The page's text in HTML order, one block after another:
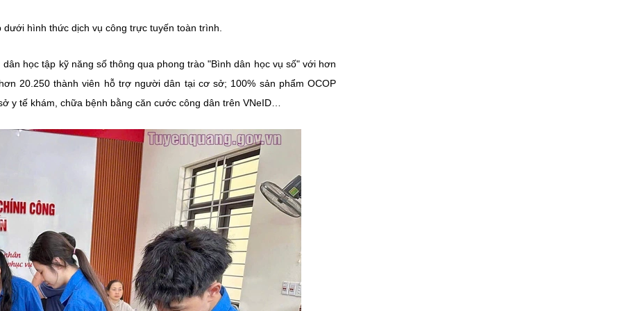
hình thức dịch vụ công trực tuyến toàn trình.
học tập kỹ năng số thông qua phong trào "Bình dân học vụ số" với hơn
20.250 thành viên hỗ trợ người dân tại cơ sở; 100% sản phẩm OCOP
y tế khám, chữa bệnh bằng căn cước công dân trên VNeID…